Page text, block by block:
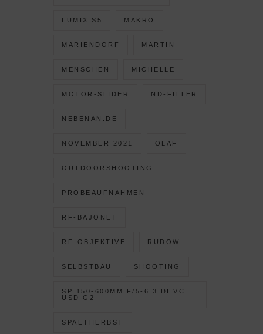
LUMIX S5 MAKRO
MARIENDORF MARTIN
MENSCHEN MICHELLE
MOTOR-SLIDER ND-FILTER
NEBENAN.DE
NOVEMBER 2021 OLAF
OUTDOORSHOOTING
PROBEAUFNAHMEN
RF-BAJONET
RF-OBJEKTIVE RUDOW
SELBSTBAU SHOOTING
SP 150-600MM F/5-6.3 DI VC
USD G2
SPAETHERBST